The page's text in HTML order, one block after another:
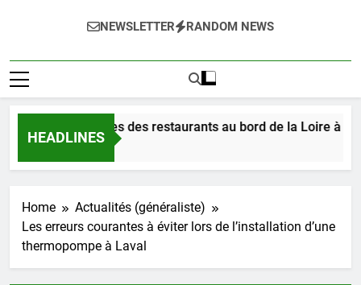
NEWSLETTER RANDOM NEWS
HEADLINES
les délices des restaurants au bord de la Loire à
Home
Actualités (généraliste)
Les erreurs courantes à éviter lors de l’installation d’une
thermopompe à Laval